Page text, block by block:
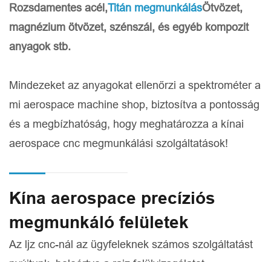
Rozsdamentes acél,Titán megmunkálásÖtvözet,
magnézium ötvözet, szénszál, és egyéb kompozit
anyagok stb.
Mindezeket az anyagokat ellenőrzi a spektrométer a
mi aerospace machine shop, biztosítva a pontosság
és a megbízhatóság, hogy meghatározza a kínai
aerospace cnc megmunkálási szolgáltatások!
Kína aerospace precíziós
megmunkáló felületek
Az ljz cnc-nál az ügyfeleknek számos szolgáltatást